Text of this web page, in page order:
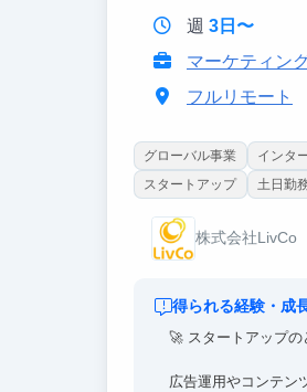
週 3日〜
マーケティン
フルリモート
グローバル事業 インタ
スタートアップ
土日勤
株式会社LivCo
得られる経験・成
🚀 スタートアップ
広告運用やコンテン